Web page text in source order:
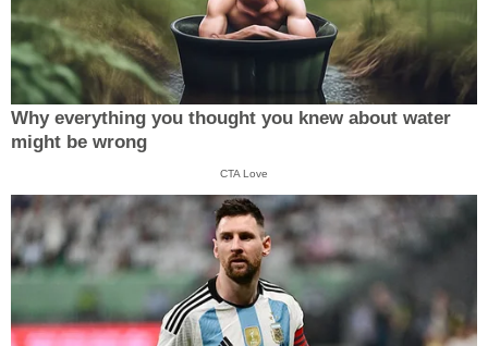
Why everything you thought you knew about water
might be wrong
CTA Love